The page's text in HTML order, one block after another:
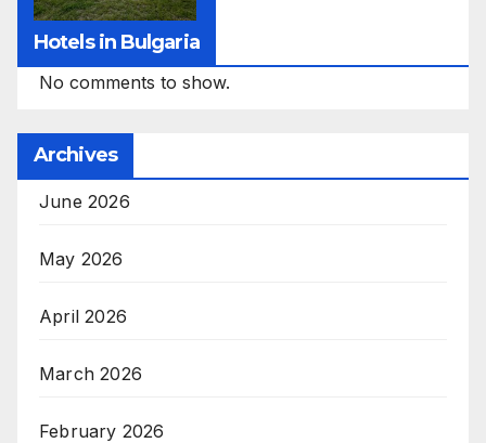
Hotels in Bulgaria
No comments to show.
Archives
June 2026
May 2026
April 2026
March 2026
February 2026